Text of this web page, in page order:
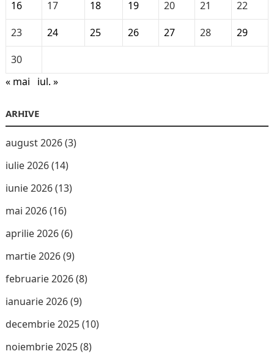
16
17 18 19 20 21
22
23
24 25 26 27 28
29
30
« mai
iul. »
ARHIVE
august 2026(3)
iulie 2026(14)
iunie 2026(13)
mai 2026(16)
aprilie 2026(6)
martie 2026(9)
februarie 2026(8)
ianuarie 2026(9)
decembrie 2025(10)
noiembrie 2025(8)